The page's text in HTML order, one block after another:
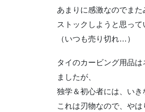
あまりに感激なのでまた
ストックしようと思って
（いつも売り切れ…）
タイのカービング用品
ましたが、
独学＆初心者には、いき
これは刃物なので、や